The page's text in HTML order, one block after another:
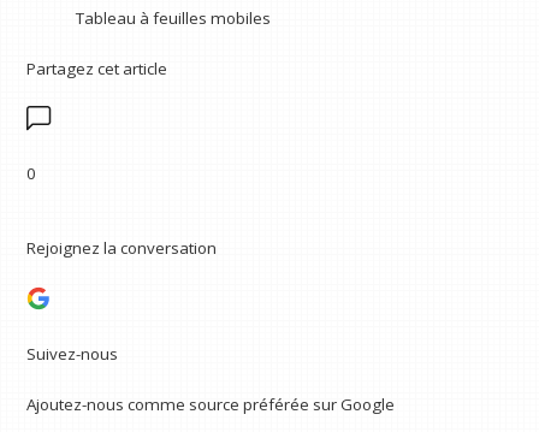
Tableau à feuilles mobiles
Partagez cet article
0
Rejoignez la conversation
Suivez-nous
Ajoutez-nous comme source préférée sur Google